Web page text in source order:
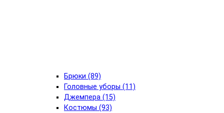
Брюки (89)
Головные уборы (11)
Джемпера (15)
Костюмы (93)